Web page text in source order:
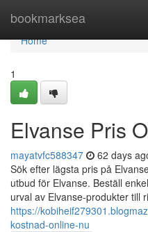
bookmarksea
Home
Home
1
Elvanse Pris
mayatvfc588347 62 days
Sök efter lägsta pris på
utbud för Elvanse. Beställ
urval av Elvanse-produkter till
https://
kostnad-online-nu